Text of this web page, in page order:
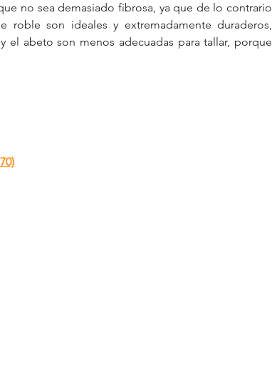
no sea demasiado fibrosa, ya que de lo contrario
son ideales y extremadamente duraderos,
abeto son menos adecuadas para tallar, porque